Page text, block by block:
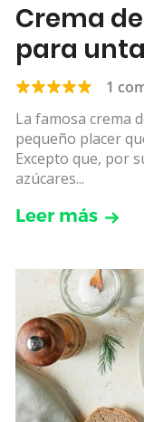
Crema
para
1
La famosa crema
pequeño placer
Excepto que, por
azúcares...
Leer más